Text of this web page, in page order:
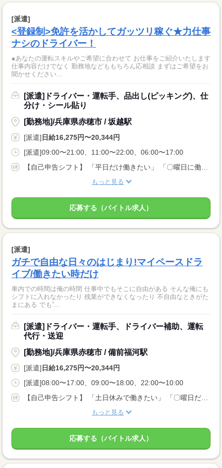
[派遣]
<登録制>免許を活かしてガッツリ稼ぐ★力仕事
ナシのドライバー！
●あなたの運転スキルやご希望に合わせて お仕事をご紹介いたします
仕事内容だけでなく 勤務地などももちろん応相談 まずはご希望をお
聞かせください...
[派遣]ドライバー・運転手、品出し(ピッキング)、仕
分け・シール貼り
[勤務地]/兵庫県赤穂市 / 坂越駅
[派遣] 日給16,275円〜20,344円
[派遣]09:00〜21:00、11:00〜22:00、06:00〜17:00
【自己申告シフト】 「平日だけ働きたい」 「〇曜日に働きたい」 など、働き方は自分で選べます。 曜日・時間についてのご希望も 面談の際に教えてくださいね ※こちらは中型8t限定免許以上のお仕事の例です
もっと見る
応募する（バイトル求人）
[派遣]
ガチで自由な日々のはじまり!マイペースドラ
イブ/働きたい時だけ
車内での時間は俺の時間 仕事中でもそこに自由がある そんな俺にも
シフトに入れなかったり 残業ができなくなったり 不自由なときがた
まにある でも”...
[派遣]ドライバー・運転手、ドライバー補助、運転
代行・送迎
[勤務地]/兵庫県赤穂市 / 備前福河駅
[派遣] 日給16,275円〜20,344円
[派遣]08:00〜17:00、09:00〜18:00、22:00〜10:00
【自己申告シフト】 「土日休みで働きたい」 「〇曜日だけ働きたい」 働きたい日は事前に選べます。 お休み希望の曜日・時間についても 面談の際に教えてくださいね。 ※こちらは中型以上のお仕事の例です
もっと見る
応募する（バイトル求人）